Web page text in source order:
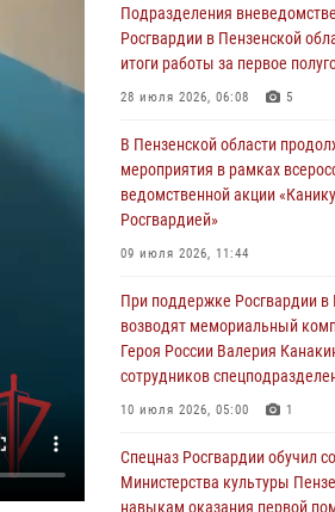
центр (видео)
04 августа 2026, 07:05 4
В Управлении Росгвардии по
полугодие 2026 года
04 августа 2026, 06:08
Росгвардия обеспечила
праздничных мероприятий в
03 августа 2026, 07:14 1
В Пензе сотрудники
мужчину, который криками и
бранью напугал жильцов
03 августа 2026, 05:59
Подразделения
Росгвардии в Пензенской
итоги работы за первое
28 июля 2026, 06:08 5
В Пензенской области
мероприятия в рамках
ведомственной акции
Росгвардией»
09 июля 2026, 11:44
При поддержке Росгвардии в
возводят мемориальный
Героя России Валерия
сотрудников
10 июля 2026, 05:00 1
Спецназ Росгвардии обучил
Министерства культуры
навыкам оказания первой